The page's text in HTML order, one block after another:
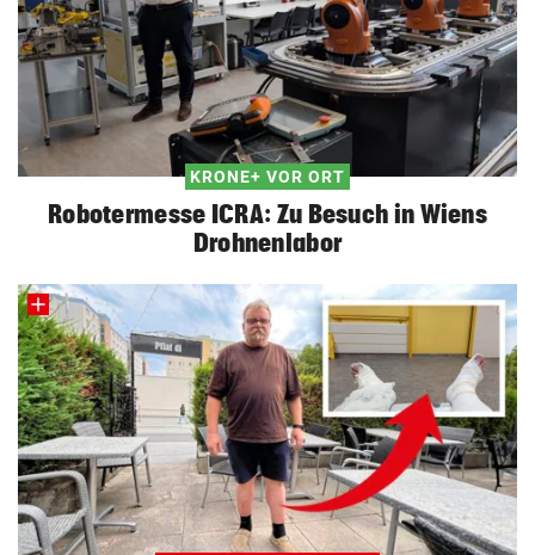
KRONE+ VOR ORT
Robotermesse ICRA: Zu Besuch in Wiens
Drohnenlabor